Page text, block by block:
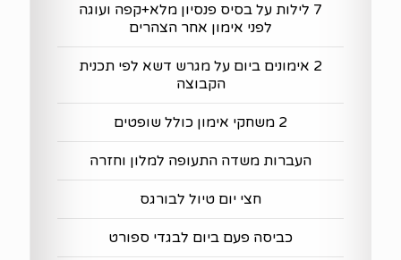
7 לילות על בסיס פנסיון מלא+קפה ועוגה
לפני אימון אחר הצהרים
2 אימונים ביום על מגרש דשא לפי תכנית
הקבוצה
2 משחקי אימון כולל שופטים
העברות משדה התעופה למלון וחזרה
חצי יום טיול לבורגס
כביסה פעם ביום לבגדי ספורט